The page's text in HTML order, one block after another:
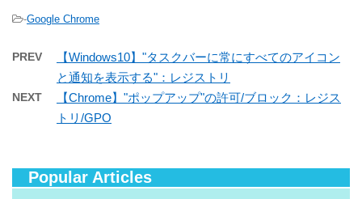
-Google Chrome
PREV
【Windows10】"タスクバーに常にすべてのアイコン
と通知を表示する"：レジストリ
NEXT
【Chrome】"ポップアップ"の許可/ブロック：レジス
トリ/GPO
Popular Articles